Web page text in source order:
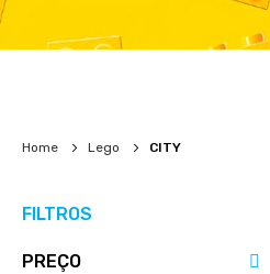
Home Lego CITY
FILTROS
PREÇO